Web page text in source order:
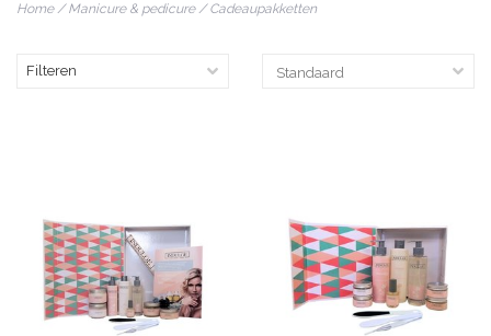
Home/Manicure & pedicure/Cadeaupakketten
Filteren